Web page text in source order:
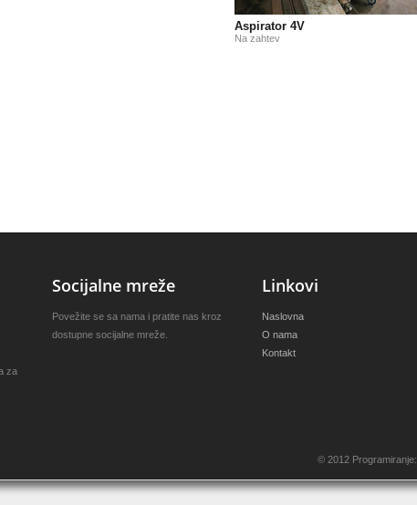
Aspirator 4V
Na zahtev
za
Socijalne mreže
Povežite se sa nama i pratite nas kroz
dostupne socijalne mreže.
Linkovi
Naslovna
O nama
Kontakt
© 2012 Programiranje: